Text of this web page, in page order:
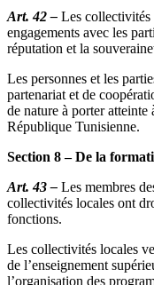
Art. 42 – Les collectivités
engagements avec les
réputation et la
Les personnes et les
partenariat et de
de nature à porter
République Tunisienne.
Section 8 – De la
Art. 43 – Les membres
collectivités locales ont
fonctions.
Les collectivités locales
de l’enseignement
l’organisation des